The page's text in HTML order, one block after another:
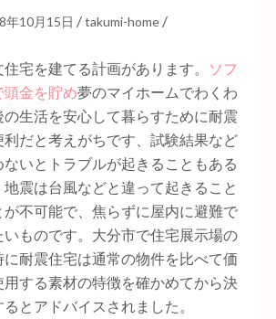
年10月15日 /takumi-home/
宅を建てる計画があります。
ソフ
頭金を貯め夢のマイホームでわくわ
の生活を安心して暮らすために耐震
だと考えがちです、試験結果など
ないとトラブルが起きることもある
震は台風などと違って起きること
が不可能で、焦らずに屋内に避難で
いものです。大分市で住宅展示場の
に耐震住宅は通常の物件を比べて価
する素材の特徴を確かめてから決
とアドバイスされました。